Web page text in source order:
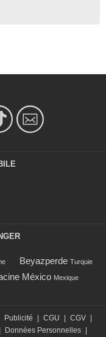
Beyazperde Turquie
México Mexique
Publicité | CGU | CGV |
Données Personnelles |